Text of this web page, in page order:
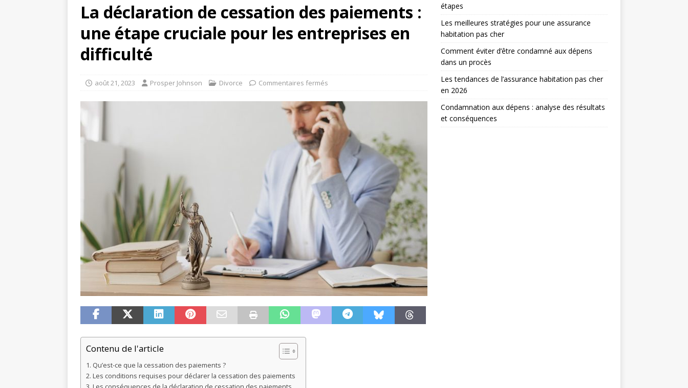
La déclaration de cessation des paiements :
une étape cruciale pour les entreprises en
difficulté
août 21, 2023 Prosper Johnson Divorce Commentaires fermés
Contenu de l'article
Qu’est-ce que la cessation des paiements ?
Les conditions requises pour déclarer la cessation des paiements
étapes
Les meilleures stratégies pour une assurance
habitation pas cher
Comment éviter d’être condamné aux dépens
dans un procès
Les tendances de l’assurance habitation pas cher
en 2026
Condamnation aux dépens : analyse des résultats
et conséquences